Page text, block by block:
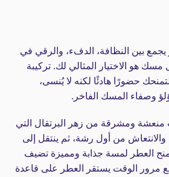
بين النظافة، الدفء، والرقي في
هو الاختيار المثالي لك. تركيبة
حضورًا هادئًا لكنه لا يُنسى،
وصفاء المسك الفاخر.
منعشة ومشرقة من زهر البرتقال التي
من أول رشة، ثم ينتقل إلى
العطر لمسة جذابة ومميزة تضيف
مرور الوقت يستقر العطر على قاعدة